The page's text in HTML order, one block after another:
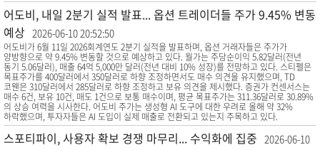
어도비, 내일 2분기 실적 발표... 옵션 트레이더들 주가 9.45% 변동
예상 2026-06-10 20:52:50
어도비가 6월 11일 2026회계연도 2분기 실적을 발표하며, 옵션 거래자들은 주가가
양방향으로 약 9.45% 변동할 것으로 예상하고 있다. 월가는 주당순이익 5.82달러(전년
동기 5.06달러), 매출 64억 5,000만 달러(전년 대비 10% 성장)를 전망하고 있다. 스티펠은
목표주가를 400달러에서 350달러로 하향 조정하면서도 매수 의견을 유지했으며, TD
코웬은 310달러에서 285달러로 하향 조정하고 보유 의견을 제시했다. 증권가 컨센서스는
매수 6건, 보유 10건, 매도 1건으로 보통 매수이며, 평균 목표주가는 311.36달러로 30.89%
의 상승 여력을 시사한다. 어도비 주가는 생성형 AI 도구에 대한 우려로 올해 약 32%
하락했으며, 투자자들은 AI 도입이 실제 매출로 전환되고 있는지 주목하고 있다.
스포티파이, 사용자 확보 경쟁 마무리... 수익화에 집중 2026-06-10